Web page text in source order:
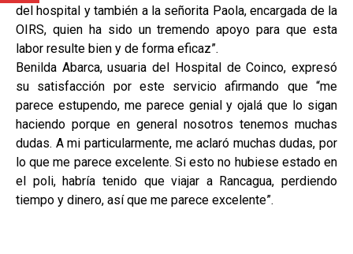
del hospital y también a la señorita Paola, encargada de la
OIRS, quien ha sido un tremendo apoyo para que esta
labor resulte bien y de forma eficaz”.
Benilda Abarca, usuaria del Hospital de Coinco, expresó
su satisfacción por este servicio afirmando que “me
parece estupendo, me parece genial y ojalá que lo sigan
haciendo porque en general nosotros tenemos muchas
dudas. A mi particularmente, me aclaró muchas dudas, por
lo que me parece excelente. Si esto no hubiese estado en
el poli, habría tenido que viajar a Rancagua, perdiendo
tiempo y dinero, así que me parece excelente”.